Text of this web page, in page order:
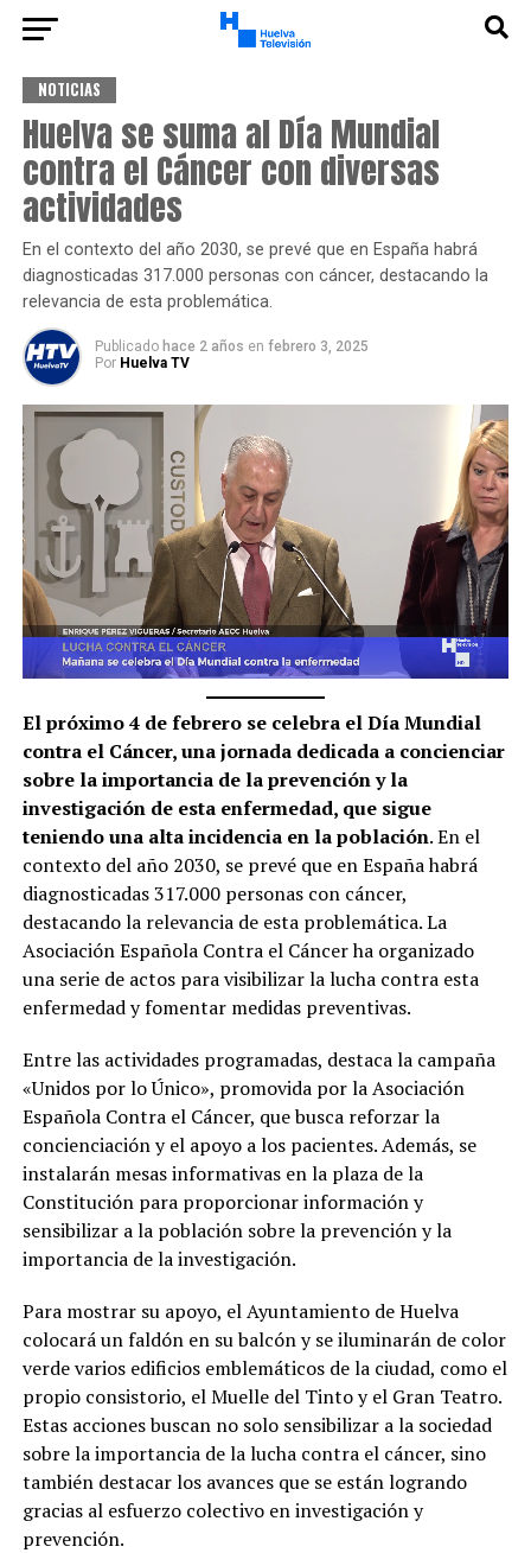
NOTICIAS
Huelva se suma al Día Mundial
contra el Cáncer con diversas
actividades
En el contexto del año 2030, se prevé que en España habrá
diagnosticadas 317.000 personas con cáncer, destacando la
relevancia de esta problemática.
Publicado hace 2 años en febrero 3, 2025
Por Huelva TV
El próximo 4 de febrero se celebra el Día Mundial
contra el Cáncer, una jornada dedicada a concienciar
sobre la importancia de la prevención y la
investigación de esta enfermedad, que sigue
teniendo una alta incidencia en la población. En el
contexto del año 2030, se prevé que en España habrá
diagnosticadas 317.000 personas con cáncer,
destacando la relevancia de esta problemática. La
Asociación Española Contra el Cáncer ha organizado
una serie de actos para visibilizar la lucha contra esta
enfermedad y fomentar medidas preventivas.
Entre las actividades programadas, destaca la campaña
«Unidos por lo Único», promovida por la Asociación
Española Contra el Cáncer, que busca reforzar la
concienciación y el apoyo a los pacientes. Además, se
instalarán mesas informativas en la plaza de la
Constitución para proporcionar información y
sensibilizar a la población sobre la prevención y la
importancia de la investigación.
Para mostrar su apoyo, el Ayuntamiento de Huelva
colocará un faldón en su balcón y se iluminarán de color
verde varios edificios emblemáticos de la ciudad, como el
propio consistorio, el Muelle del Tinto y el Gran Teatro.
Estas acciones buscan no solo sensibilizar a la sociedad
sobre la importancia de la lucha contra el cáncer, sino
también destacar los avances que se están logrando
gracias al esfuerzo colectivo en investigación y
prevención.